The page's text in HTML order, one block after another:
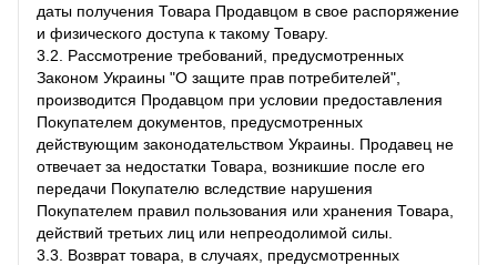
даты получения Товара Продавцом в свое распоряжение
и физического доступа к такому Товару.
3.2. Рассмотрение требований, предусмотренных
Законом Украины "О защите прав потребителей",
производится Продавцом при условии предоставления
Покупателем документов, предусмотренных
действующим законодательством Украины. Продавец не
отвечает за недостатки Товара, возникшие после его
передачи Покупателю вследствие нарушения
Покупателем правил пользования или хранения Товара,
действий третьих лиц или непреодолимой силы.
3.3. Возврат товара, в случаях, предусмотренных